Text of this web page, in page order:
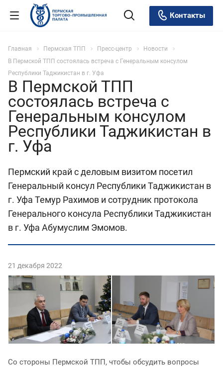
Контакты
Главная Пермская ТПП Пресс-центр
Новости
В Пермской ТПП состоялась встреча с Генеральным консулом
Республики Таджикистан в г. Уфа
В Пермской ТПП
состоялась встреча с
Генеральным консулом
Республики Таджикистан в
г. Уфа
Пермский край с деловым визитом посетил
Генеральный консул Республики Таджикистан в
г. Уфа Темур Рахимов и сотрудник протокола
Генерального консула Республики Таджикистан
в г. Уфа Абумуслим Эмомов.
21 декабря 2022
Со стороны Пермской ТПП, чтобы обсудить вопросы